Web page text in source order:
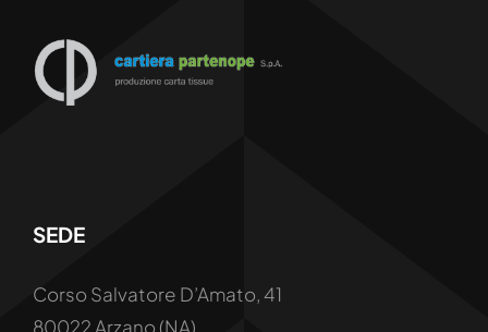
SEDE
Corso Salvatore D’Amato, 41
80022 Arzano (NA)